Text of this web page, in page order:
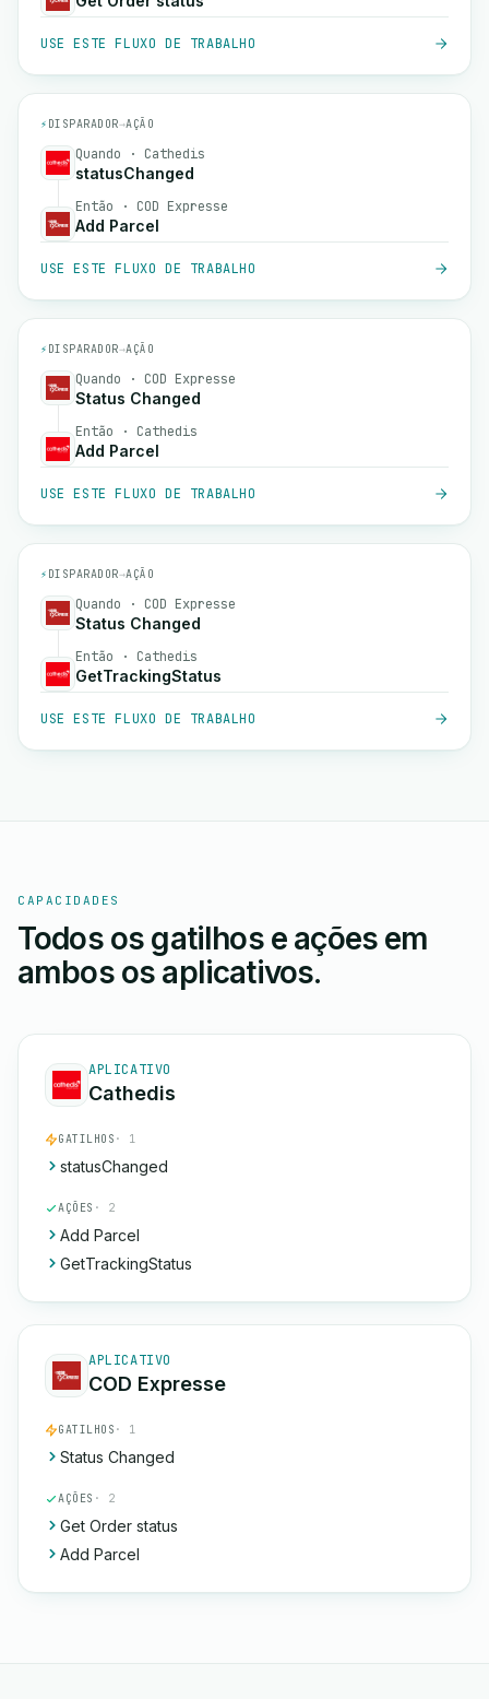
USE ESTE FLUXO DE TRABALHO
⚡ DISPARADOR→AÇÃO
Quando · Cathedis
statusChanged
Então · COD Expresse
Add Parcel
USE ESTE FLUXO DE TRABALHO
⚡ DISPARADOR→AÇÃO
Quando · COD Expresse
Status Changed
Então · Cathedis
Add Parcel
USE ESTE FLUXO DE TRABALHO
⚡ DISPARADOR→AÇÃO
Quando · COD Expresse
Status Changed
Então · Cathedis
GetTrackingStatus
USE ESTE FLUXO DE TRABALHO
CAPACIDADES
Todos os gatilhos e ações em
ambos os aplicativos.
APLICATIVO
Cathedis
GATILHOS · 1
statusChanged
AÇÕES · 2
Add Parcel
GetTrackingStatus
APLICATIVO
COD Expresse
GATILHOS · 1
Status Changed
AÇÕES · 2
Get Order status
Add Parcel